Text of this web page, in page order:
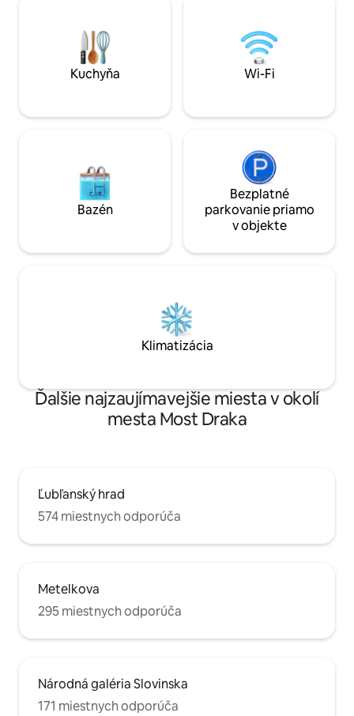
ubytovaním. Prejdite sa k Zmajskému
mostu, do kaviarní, reštaurácií, na trh a k
hlavným atrakciám Ľubľany. V srdci
mesta, no večer je tu zvyčajne pokoj.
televízia, plne
chladnička, ako
Posteľná
potreby, práčka k
Kuchyňa Wi-Fi
Bazén
Bezplatné
parkovanie priamo
v objekte
Klimatizácia
Ďalšie najzaujímavejšie miesta v okolí
mesta Most Draka
Ľubľanský hrad
574 miestnych odporúča
Metelkova
295 miestnych odporúča
Národná galéria Slovinska
171 miestnych odporúča